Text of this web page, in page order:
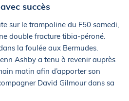
succès
sur le trampoline du F50 samedi,
double fracture tibia-péroné.
la foulée aux Bermudes.
Ashby a tenu à revenir auprès
matin afin d’apporter son
David Gilmour dans sa